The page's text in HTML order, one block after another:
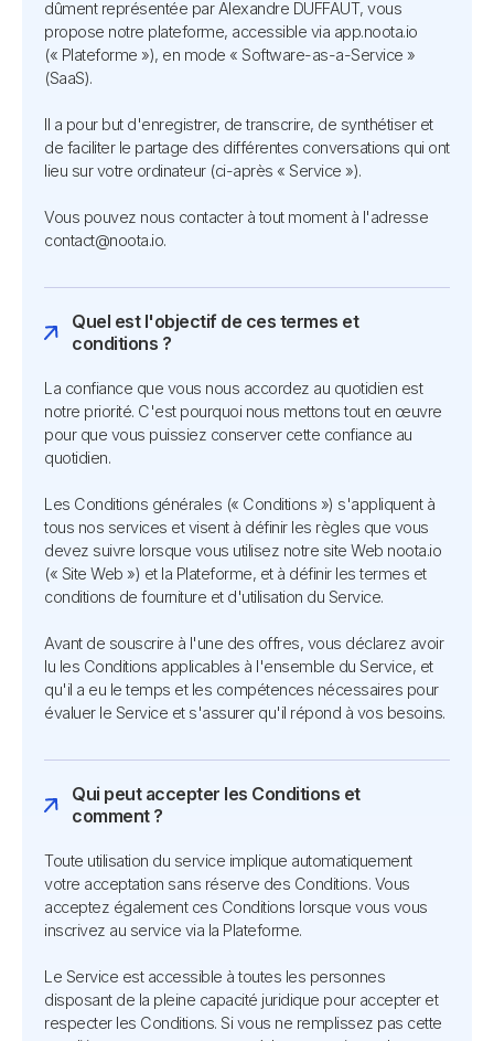
dûment représentée par Alexandre DUFFAUT, vous
propose notre plateforme, accessible via app.noota.io
(« Plateforme »), en mode « Software-as-a-Service »
(SaaS).
Il a pour but d'enregistrer, de transcrire, de synthétiser et
de faciliter le partage des différentes conversations qui ont
lieu sur votre ordinateur (ci-après « Service »).
Vous pouvez nous contacter à tout moment à l'adresse
contact@noota.io.
Quel est l'objectif de ces termes et
conditions ?
La confiance que vous nous accordez au quotidien est
notre priorité. C'est pourquoi nous mettons tout en œuvre
pour que vous puissiez conserver cette confiance au
quotidien.
Les Conditions générales (« Conditions ») s'appliquent à
tous nos services et visent à définir les règles que vous
devez suivre lorsque vous utilisez notre site Web noota.io
(« Site Web ») et la Plateforme, et à définir les termes et
conditions de fourniture et d'utilisation du Service.
Avant de souscrire à l'une des offres, vous déclarez avoir
lu les Conditions applicables à l'ensemble du Service, et
qu'il a eu le temps et les compétences nécessaires pour
évaluer le Service et s'assurer qu'il répond à vos besoins.
Qui peut accepter les Conditions et
comment ?
Toute utilisation du service implique automatiquement
votre acceptation sans réserve des Conditions. Vous
acceptez également ces Conditions lorsque vous vous
inscrivez au service via la Plateforme.
Le Service est accessible à toutes les personnes
disposant de la pleine capacité juridique pour accepter et
respecter les Conditions. Si vous ne remplissez pas cette